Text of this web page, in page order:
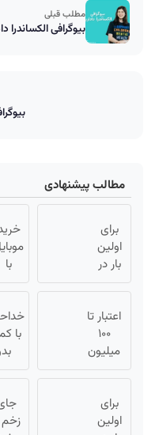
مطلب قبلی
بیوگرافی
مطالب پیشنهادی
برای
اولین
بار در
ایران
این
دکتر
کرم
ترمیم
23 روزه
ساخت!
با
سود
اعتبار تا
۱۰۰
میلیون
تومان ⚡
الان
درخواست
با
برای
اولین